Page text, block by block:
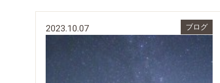
2023.10.07 ブログ